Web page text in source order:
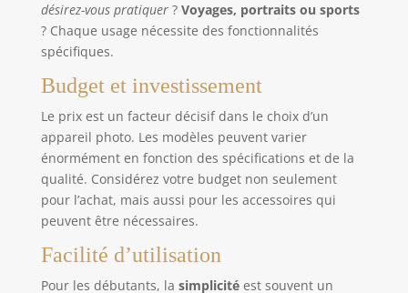
désirez-vous pratiquer? Voyages, portraits ou sports
? Chaque usage nécessite des fonctionnalités
spécifiques.
Budget et investissement
Le prix est un facteur décisif dans le choix d’un
appareil photo. Les modèles peuvent varier
énormément en fonction des spécifications et de la
qualité. Considérez votre budget non seulement
pour l’achat, mais aussi pour les accessoires qui
peuvent être nécessaires.
Facilité d’utilisation
Pour les débutants, la simplicitéest souvent un